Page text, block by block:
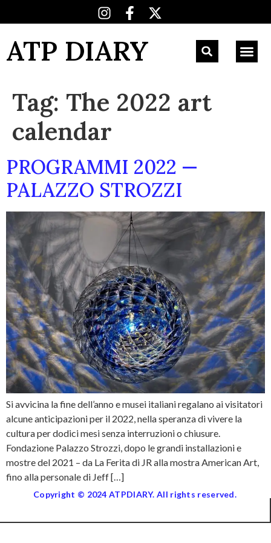
ATP DIARY
Tag: The 2022 art
calendar
PROGRAMMI 2022 —
PALAZZO STROZZI
Si avvicina la fine dell’anno e musei italiani regalano ai visitatori
alcune anticipazioni per il 2022, nella speranza di vivere la
cultura per dodici mesi senza interruzioni o chiusure.
Fondazione Palazzo Strozzi, dopo le grandi installazioni e
mostre del 2021 – da La Ferita di JR alla mostra American Art,
fino alla personale di Jeff […]
Copyright © 2024 ATPDIARY. All rights reserved.